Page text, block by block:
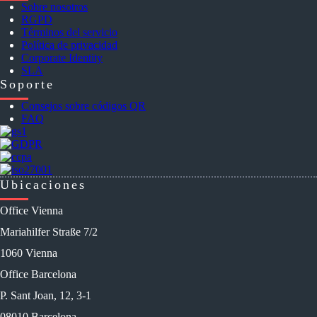
Sobre nosotros
RGPD
Términos del servicio
Política de privacidad
Corporate Identity
SLA
Soporte
Consejos sobre códigos QR
FAQ
Ubicaciones
Office Vienna
Mariahilfer Straße 7/2
1060 Vienna
Office Barcelona
P. Sant Joan, 12, 3-1